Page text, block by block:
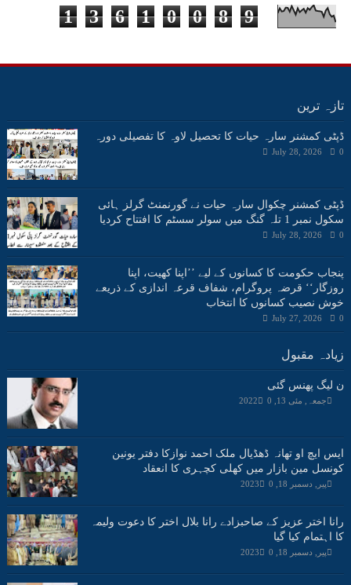
1 3 6 1 0 0 8 9
تازہ ترین
ڈپٹی کمشنر سارہ حیات کا تحصیل لاوہ کا تفصیلی دورہ
July 28, 2026 0
ڈپٹی کمشنر چکوال سارہ حیات نے گورنمنٹ گرلز ہائی
سکول نمبر 1 تلہ گنگ میں سولر سسٹم کا افتتاح کردیا
July 28, 2026 0
پنجاب حکومت کا کسانوں کے لیے ’’اپنا کھیت، اپنا
روزگار‘‘ قرضہ پروگرام، شفاف قرعہ اندازی کے ذریعے
خوش نصیب کسانوں کا انتخاب
July 27, 2026 0
زیادہ مقبول
ن لیگ پھنس گئی
جمعہ, مئی 13, 2022 0
ایس ایچ او تھانہ ڈھڈیال ملک احمد نوازکا دفتر یونین
کونسل مین بازار میں کھلی کچہری کا انعقاد
پیر, دسمبر 18, 2023 0
رانا اختر عزیز کے صاحبزادے رانا بلال اختر کا دعوت ولیمہ
کا اہتمام کیا گیا
پیر, دسمبر 18, 2023 0